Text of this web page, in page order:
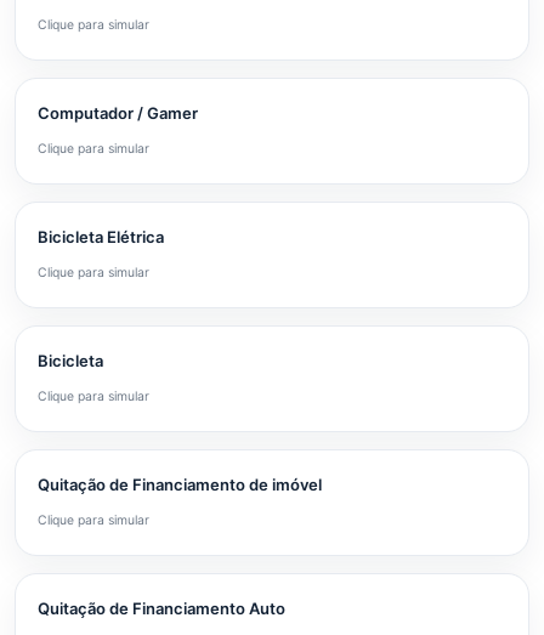
Clique para simular
Computador / Gamer
Clique para simular
Bicicleta Elétrica
Clique para simular
Bicicleta
Clique para simular
Quitação de Financiamento de imóvel
Clique para simular
Quitação de Financiamento Auto